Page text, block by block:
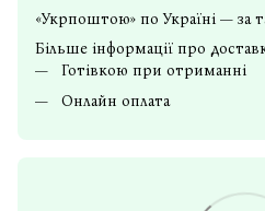
«Укрпоштою» по Україні — за
Більше інформації про
Готівкою при отриманні
Онлайн оплата